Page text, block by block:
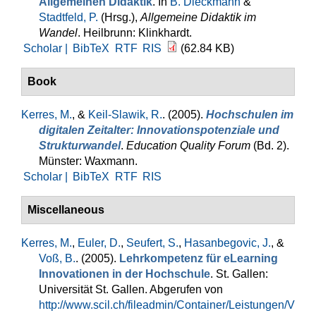
Stadtfeld, P. (Hrsg.), Allgemeine Didaktik im
Wandel. Heilbrunn: Klinkhardt.
Scholar |
BibTeX RTF RIS (62.84 KB)
Book
Kerres, M., & Keil-Slawik, R.. (2005). Hochschulen im
digitalen Zeitalter: Innovationspotenziale und
Strukturwandel. Education Quality Forum (Bd. 2).
Münster: Waxmann.
Scholar |
BibTeX RTF RIS
Miscellaneous
Kerres, M., Euler, D., Seufert, S., Hasanbegovic, J., &
Voß, B.. (2005). Lehrkompetenz für eLearning
Innovationen in der Hochschule. St. Gallen:
Universität St. Gallen. Abgerufen von
http://www.scil.ch/fileadmin/Container/Leistungen/V